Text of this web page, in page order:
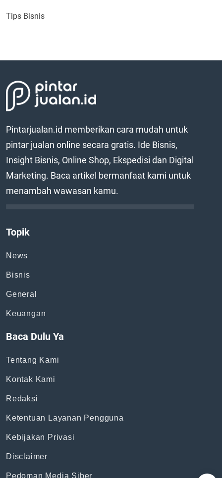
Tips Bisnis
Pintarjualan.id memberikan cara mudah untuk
pintar jualan online secara gratis. Ide Bisnis,
Insight Bisnis, Online Shop, Ekspedisi dan Digital
Marketing. Baca artikel bermanfaat kami untuk
menambah wawasan kamu.
Topik